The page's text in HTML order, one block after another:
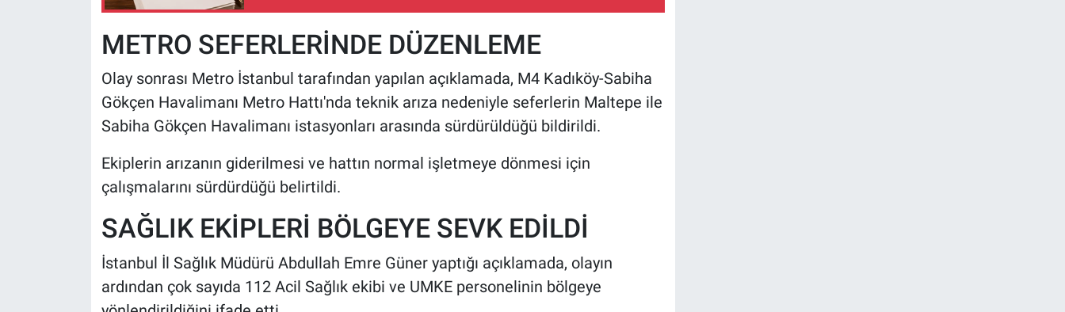
METRO SEFERLERİNDE DÜZENLEME
Olay sonrası Metro İstanbul tarafından yapılan açıklamada, M4 Kadıköy-Sabiha
Gökçen Havalimanı Metro Hattı'nda teknik arıza nedeniyle seferlerin Maltepe ile
Sabiha Gökçen Havalimanı istasyonları arasında sürdürüldüğü bildirildi.
Ekiplerin arızanın giderilmesi ve hattın normal işletmeye dönmesi için
çalışmalarını sürdürdüğü belirtildi.
SAĞLIK EKİPLERİ BÖLGEYE SEVK EDİLDİ
İstanbul İl Sağlık Müdürü Abdullah Emre Güner yaptığı açıklamada, olayın
ardından çok sayıda 112 Acil Sağlık ekibi ve UMKE personelinin bölgeye